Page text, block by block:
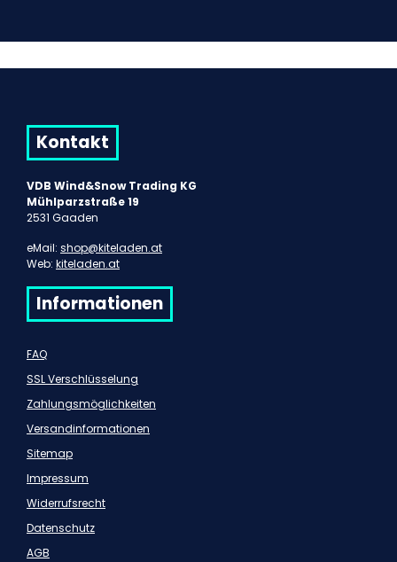
Kontakt
VDB Wind&Snow Trading KG
Mühlparzstraße 19
2531 Gaaden
eMail: shop@kiteladen.at
Web: kiteladen.at
Informationen
FAQ
SSL Verschlüsselung
Zahlungsmöglichkeiten
Versandinformationen
Sitemap
Impressum
Widerrufsrecht
Datenschutz
AGB